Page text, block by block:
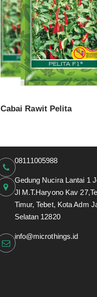
Cabai Rawit Pelita
08111005988
Gedung Nucira Lantai 1
Jl M.T.Haryono Kav
Timur, Tebet, Kota Adm
Selatan 12820
info@microthings.id